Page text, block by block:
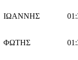
ΙΩΑΝΝΗΣ
ΦΩΤΗΣ